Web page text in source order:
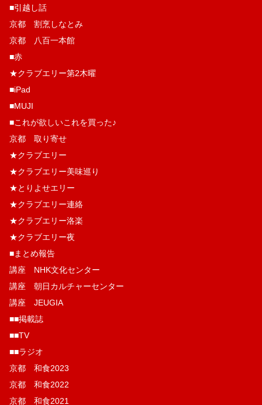
■引越し話
京都 割烹しなとみ
京都 八百一本館
■赤
★クラブエリー第2木曜
■iPad
■MUJI
■これが欲しいこれを買った♪
京都 取り寄せ
★クラブエリー
★クラブエリー美味巡り
★とりよせエリー
★クラブエリー連絡
★クラブエリー洛楽
★クラブエリー夜
■まとめ報告
講座 NHK文化センター
講座 朝日カルチャーセンター
講座 JEUGIA
■■掲載誌
■■TV
■■ラジオ
京都 和食2023
京都 和食2022
京都 和食2021